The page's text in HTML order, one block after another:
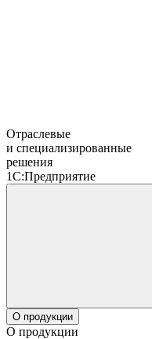
Отраслевые
и специализированные
решения
1С:Предприятие
О продукции
О продукции